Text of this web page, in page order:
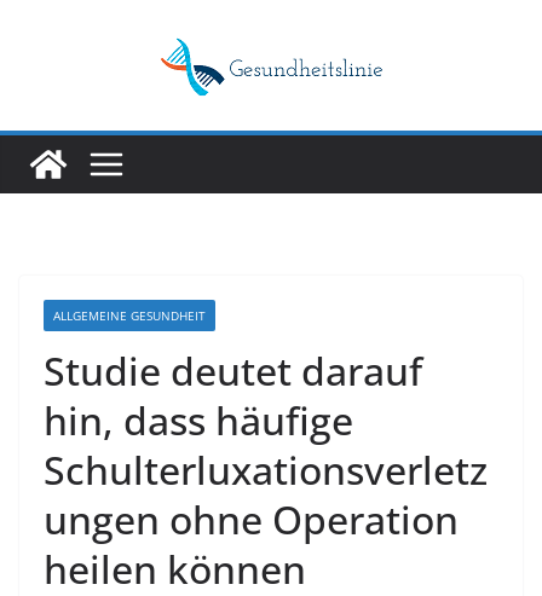
ALLGEMEINE GESUNDHEIT
Studie deutet darauf
hin, dass häufige
Schulterluxationsverletz
ungen ohne Operation
heilen können